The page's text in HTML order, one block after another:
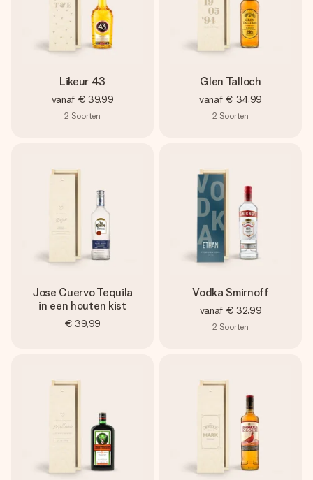
Likeur 43
vanaf € 39,99
2 Soorten
Glen Talloch
vanaf € 34,99
2 Soorten
Jose Cuervo Tequila
in een houten kist
€ 39,99
Vodka Smirnoff
vanaf € 32,99
2 Soorten